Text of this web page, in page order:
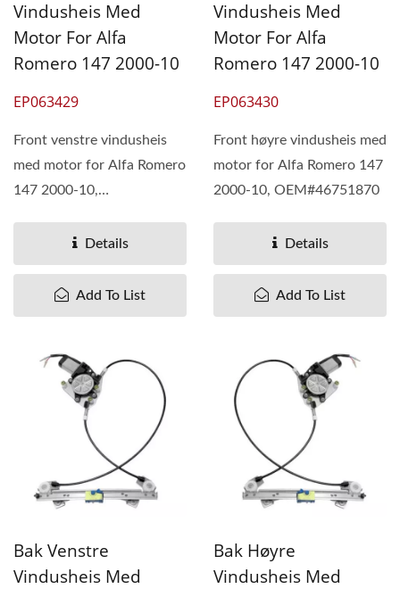
Vindusheis Med
Motor For Alfa
Romero 147 2000-10
EP063429
Front venstre vindusheis
med motor for Alfa Romero
147 2000-10,
Details
Add To List
Vindusheis Med
Motor For Alfa
Romero 147 2000-10
EP063430
Front høyre vindusheis med
motor for Alfa Romero 147
2000-10, OEM#46751870
Details
Add To List
Bak Venstre
Vindusheis Med
Bak Høyre
Vindusheis Med